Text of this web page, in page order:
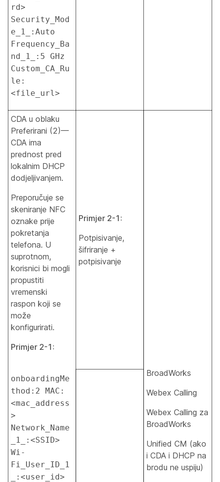
rd>
Security_Mod
e_1_:Auto
Frequency_Ba
nd_1_:5 GHz
Custom_CA_Ru
le:
<file_url>
CDA u oblaku
Preferirani (2)—
CDA ima
prednost pred
lokalnim DHCP
dodjeljivanjem.
Preporučuje se
skeniranje NFC
oznake prije
pokretanja
telefona. U
suprotnom,
korisnici bi mogli
propustiti
vremenski
raspon koji se
može
konfigurirati.
Primjer 2-1:
onboardingMe
thod:2 MAC:
<mac_address
>
Network_Name
_1_:<SSID>
Wi-
Fi_User_ID_1
_:<user_id>
Primjer 2-1:
Potpisivanje,
šifriranje +
potpisivanje
BroadWorks
Webex Calling
Webex Calling za
BroadWorks
Unified CM (ako
i CDA i DHCP na
brodu ne uspiju)